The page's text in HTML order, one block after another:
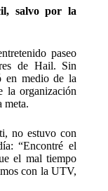
salvo por la
paseo
de Hail. Sin
en medio de la
la organización
meta.
no estuvo con
“Encontré el
el mal tiempo
con la UTV,